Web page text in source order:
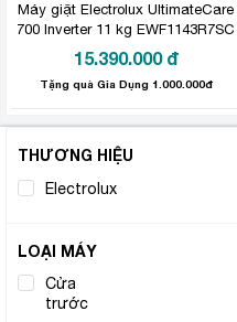
Máy giặt Electrolux UltimateCare
700 Inverter 11 kg EWF1143R7SC
15.390.000 đ
Tặng quà Gia Dụng 1.000.000đ
THƯƠNG HIỆU
Electrolux
LOẠI MÁY
Cửa
trước